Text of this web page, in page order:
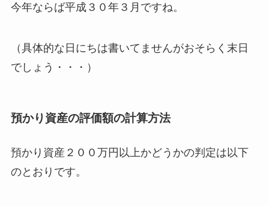
今年ならば平成３０年３月ですね。
（具体的な日にちは書いてませんがおそらく末日
でしょう・・・）
預かり資産の評価額の計算方法
預かり資産２００万円以上かどうかの判定は以下
のとおりです。